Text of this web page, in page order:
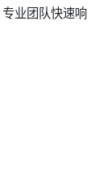
业团队快速响